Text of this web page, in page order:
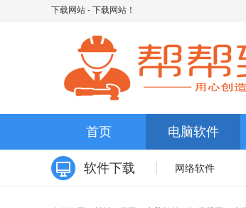
下载网站 - 下载网站！
首页 电脑软件
软件下载 网络软件